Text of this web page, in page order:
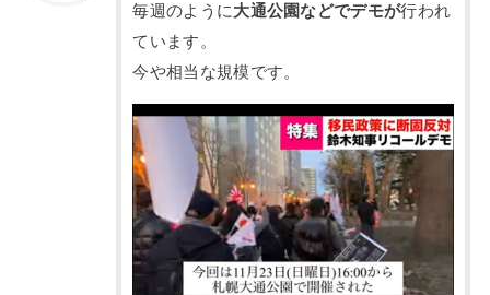
毎週のように大通公園などでデモが行われ
ています。
今や相当な規模です。